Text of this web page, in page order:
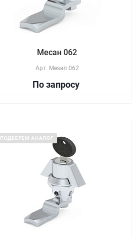
Месан 062
Арт. Mesan 062
По запросу
ПОДБЕРЕМ АНАЛОГ